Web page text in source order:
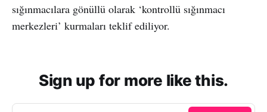
sığınmacılara gönüllü olarak ‘kontrollü sığınmacı
merkezleri’ kurmaları teklif ediliyor.
Sign up for more like this.